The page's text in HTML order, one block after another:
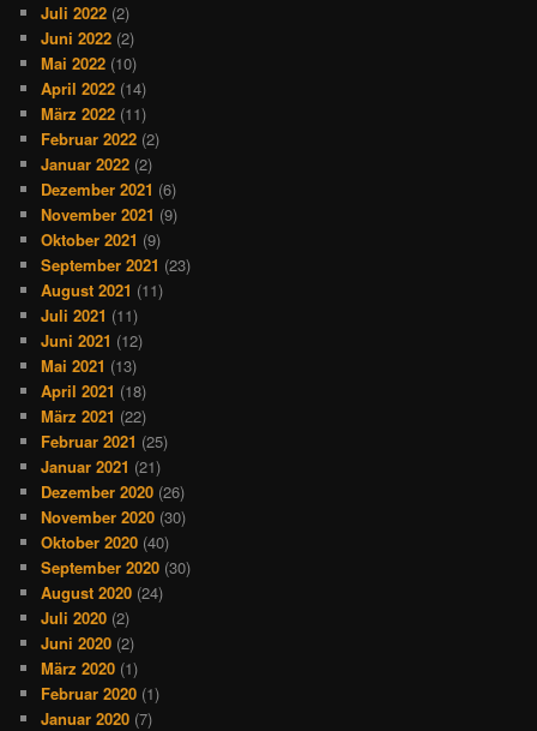
Juli 2022 (2)
Juni 2022 (2)
Mai 2022 (10)
April 2022 (14)
März 2022 (11)
Februar 2022 (2)
Januar 2022 (2)
Dezember 2021 (6)
November 2021 (9)
Oktober 2021 (9)
September 2021 (23)
August 2021 (11)
Juli 2021 (11)
Juni 2021 (12)
Mai 2021 (13)
April 2021 (18)
März 2021 (22)
Februar 2021 (25)
Januar 2021 (21)
Dezember 2020 (26)
November 2020 (30)
Oktober 2020 (40)
September 2020 (30)
August 2020 (24)
Juli 2020 (2)
Juni 2020 (2)
März 2020 (1)
Februar 2020 (1)
Januar 2020 (7)